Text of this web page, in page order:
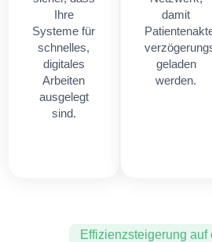
Ihre
Systeme für
schnelles,
digitales
Arbeiten
ausgelegt
sind.
damit
geladen
werden.
Effizienzsteigerung auf